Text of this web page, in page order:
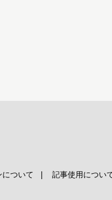
ついて 記事使用につい